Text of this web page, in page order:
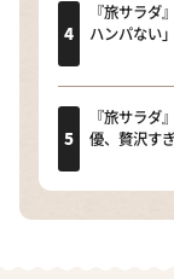
『旅サラダ
ハンパない
『旅サラダ
優、贅沢す